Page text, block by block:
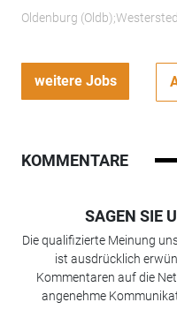
Oldenburg
weitere Jobs
KOMMENTARE
SAGEN SIE
Die qualifizierte Meinung
ist ausdrücklich
Kommentaren auf die
angenehme